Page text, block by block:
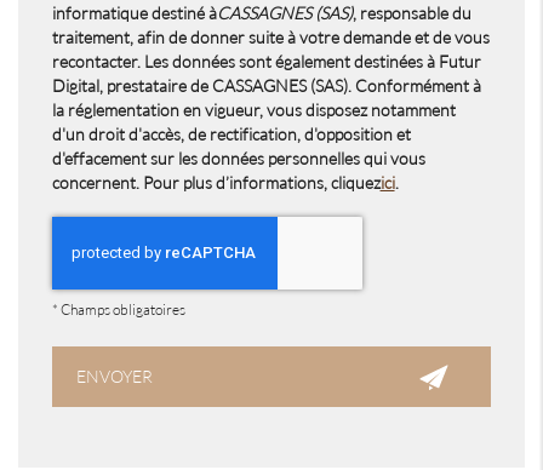
informatique destiné àCASSAGNES (SAS), responsable du
traitement, afin de donner suite à votre demande et de vous
recontacter. Les données sont également destinées à Futur
Digital, prestataire de CASSAGNES (SAS). Conformément à
la réglementation en vigueur, vous disposez notamment
d'un droit d'accès, de rectification, d'opposition et
d'effacement sur les données personnelles qui vous
concernent. Pour plus d’informations, cliquezici.
* Champs obligatoires